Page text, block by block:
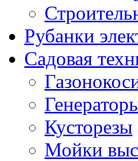
Рубанки
Садовая
Кусторезы
Мойки